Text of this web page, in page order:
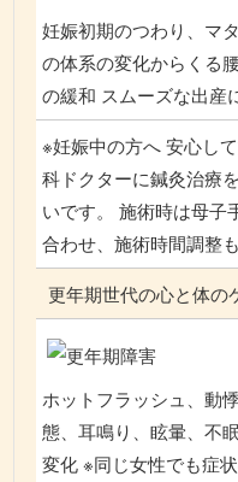
妊娠初期のつわり、マ
の体系の変化からくる
の緩和 スムーズな出産
※妊娠中の方へ 安心し
科ドクターに鍼灸治療
いです。 施術時は母子
合わせ、施術時間調整
更年期世代の心と体の
ホットフラッシュ、動
態、耳鳴り、眩暈、不
変化 ※同じ女性でも症